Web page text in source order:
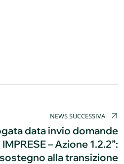
NEWS SUCCESSIVA
data invio domande
IMPRESE – Azione 1.2.2”:
sostegno alla transizione